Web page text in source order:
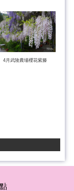
4月武陵農場櫻花紫滕